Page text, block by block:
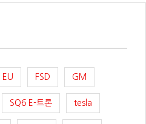
EU FSD GM
SQ6 E-트론 tesla